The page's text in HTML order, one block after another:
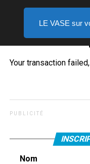
Your transaction
P U B L I C I T É
Nom
LE VASE sur